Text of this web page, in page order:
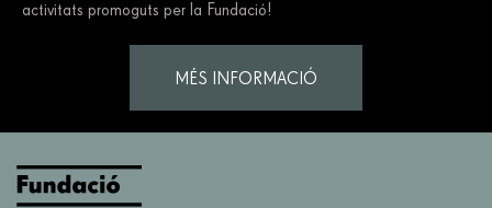
activitats promoguts per la Fundació!
MÉS INFORMACIÓ